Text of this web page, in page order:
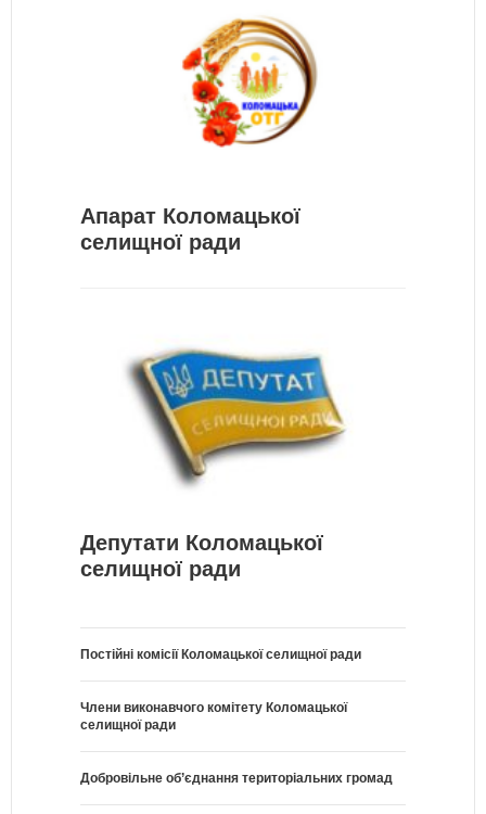
Апарат Коломацької
селищної ради
Депутати Коломацької
селищної ради
Постійні комісії Коломацької селищної ради
Члени виконавчого комітету Коломацької
селищної ради
Добровільне об’єднання територіальних громад